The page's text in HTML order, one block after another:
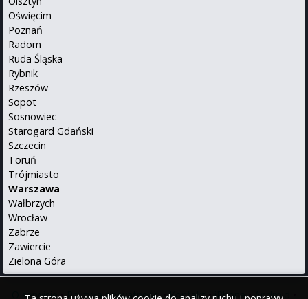
Oświęcim
Poznań
Radom
Ruda Śląska
Rybnik
Rzeszów
Sopot
Sosnowiec
Starogard Gdański
Szczecin
Toruń
Trójmiasto
Warszawa
Wałbrzych
Wrocław
Zabrze
Zawiercie
Zielona Góra
O serwisie•Polityka prywatności•Kontakt•iPhone•Android